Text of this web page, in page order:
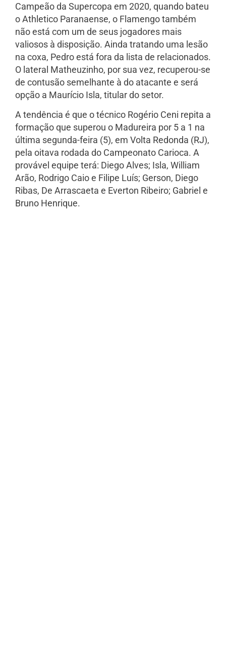
Campeão da Supercopa em 2020, quando bateu
o Athletico Paranaense, o Flamengo também
não está com um de seus jogadores mais
valiosos à disposição. Ainda tratando uma lesão
na coxa, Pedro está fora da lista de relacionados.
O lateral Matheuzinho, por sua vez, recuperou-se
de contusão semelhante à do atacante e será
opção a Maurício Isla, titular do setor.
A tendência é que o técnico Rogério Ceni repita a
formação que superou o Madureira por 5 a 1 na
última segunda-feira (5), em Volta Redonda (RJ),
pela oitava rodada do Campeonato Carioca. A
provável equipe terá: Diego Alves; Isla, William
Arão, Rodrigo Caio e Filipe Luís; Gerson, Diego
Ribas, De Arrascaeta e Everton Ribeiro; Gabriel e
Bruno Henrique.